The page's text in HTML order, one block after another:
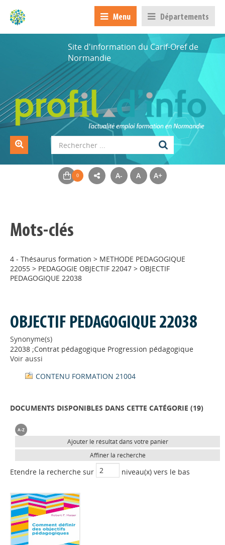
Menu Départements
Site d'information du Carif-Oref de
Normandie
A- A A+
Mots-clés
4 - Thésaurus formation > METHODE PEDAGOGIQUE
22055 > PEDAGOGIE OBJECTIF 22047 > OBJECTIF
PEDAGOGIQUE 22038
OBJECTIF PEDAGOGIQUE 22038
Synonyme(s)
22038 ;Contrat pédagogique Progression pédagogique
Voir aussi
CONTENU FORMATION 21004
DOCUMENTS DISPONIBLES DANS CETTE CATÉGORIE (19)
Ajouter le résultat dans votre panier
Affiner la recherche
Etendre la recherche sur niveau(x) vers le bas